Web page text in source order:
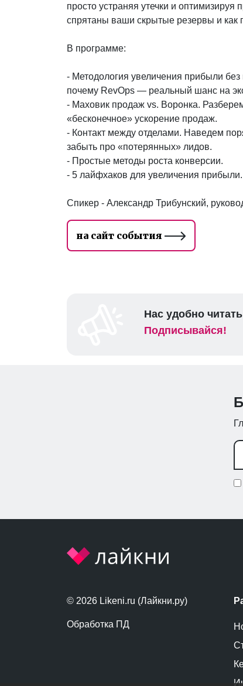
просто устраняя утечки и
спрятаны ваши скрытые резервы и как
В программе:
- Методология увеличения прибыли
почему RevOps — реальный шанс на
- Маховик продаж vs. Воронка.
«бесконечное» ускорение продаж.
- Контакт между отделами. Наведем
забыть про «потерянных» лидов.
- Простые методы роста конверсии.
- 5 лайфхаков для увеличения прибыли.
Спикер - Александр Трибунский,
на сайт события
Нас удобно
Подписывайся!
© 2026 Likeni.ru (Лайкни.ру)
Обработка ПД